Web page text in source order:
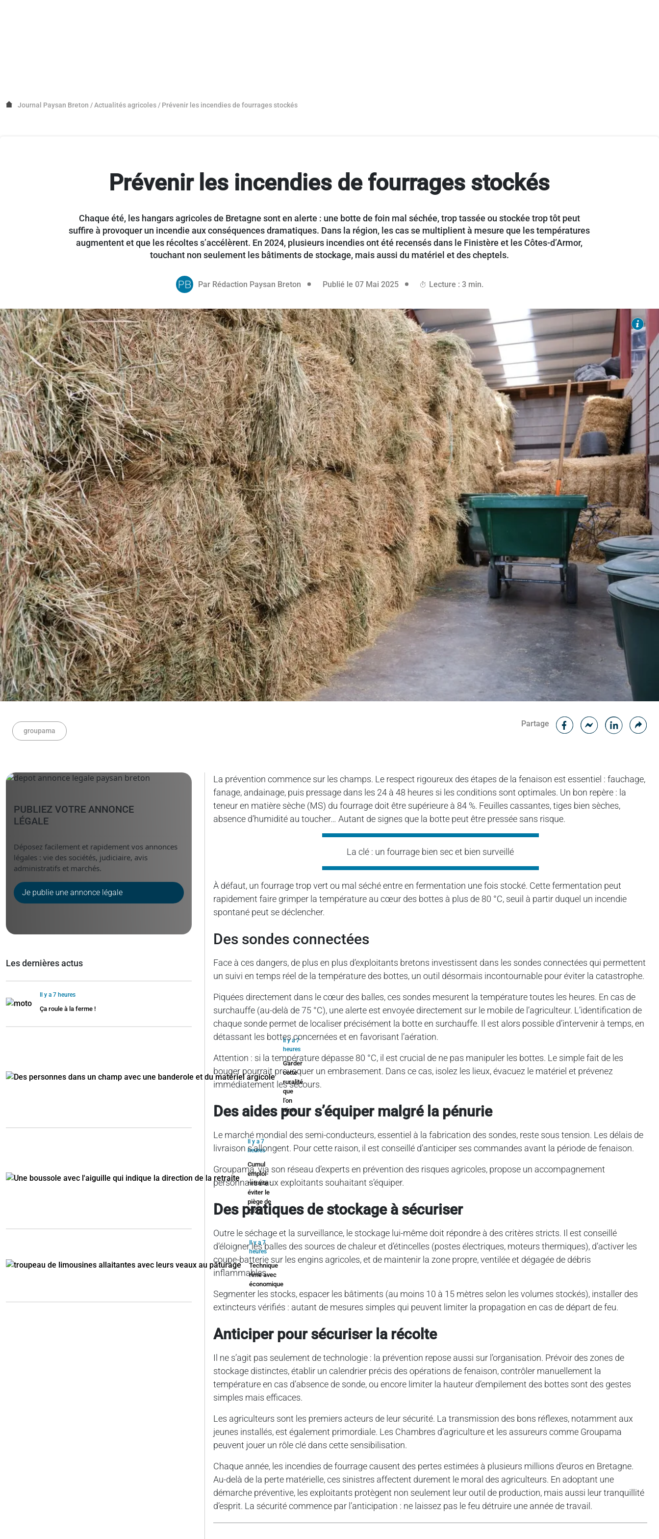
Journal Paysan Breton /Actualités agricoles / Prévenir les incendies de fourrages stockés
Prévenir les incendies de fourrages stockés
Chaque été, les hangars agricoles de Bretagne sont en alerte : une botte de foin mal séchée, trop tassée ou stockée trop tôt peut
suffire à provoquer un incendie aux conséquences dramatiques. Dans la région, les cas se multiplient à mesure que les températures
augmentent et que les récoltes s’accélèrent. En 2024, plusieurs incendies ont été recensés dans le Finistère et les Côtes-d’Armor,
touchant non seulement les bâtiments de stockage, mais aussi du matériel et des cheptels.
Par Rédaction Paysan Breton Publié le 07 Mai 202507 mai 2025Lecture : 3 min.
groupama
Partage
Facebook
La prévention commence sur les champs. Le respect rigoureux des étapes de la fenaison est essentiel : fauchage,
fanage, andainage, puis pressage dans les 24 à 48 heures si les conditions sont optimales. Un bon repère : la
teneur en matière sèche (MS) du fourrage doit être supérieure à 84 %. Feuilles cassantes, tiges bien sèches,
absence d’humidité au toucher… Autant de signes que la botte peut être pressée sans risque.
La clé : un fourrage bien sec et bien surveillé
À défaut, un fourrage trop vert ou mal séché entre en fermentation une fois stocké. Cette fermentation peut
rapidement faire grimper la température au cœur des bottes à plus de 80 °C, seuil à partir duquel un incendie
spontané peut se déclencher.
des sondes connectées
Face à ces dangers, de plus en plus d’exploitants bretons investissent dans les sondes connectées qui permettent
un suivi en temps réel de la température des bottes, un outil désormais incontournable pour éviter la catastrophe.
Piquées directement dans le cœur des balles, ces sondes mesurent la température toutes les heures. En cas de
surchauffe (au-delà de 75 °C), une alerte est envoyée directement sur le mobile de l’agriculteur. L’identification de
chaque sonde permet de localiser précisément la botte en surchauffe. Il est alors possible d’intervenir à temps, en
détassant les bottes concernées et en favorisant l’aération.
Attention : si la température dépasse 80 °C, il est crucial de ne pas manipuler les bottes. Le simple fait de les
bouger pourrait provoquer un embrasement. Dans ce cas, isolez les lieux, évacuez le matériel et prévenez
immédiatement les secours.
des aides pour s’équiper malgré la pénurie
Le marché mondial des semi-conducteurs, essentiel à la fabrication des sondes, reste sous tension. Les délais de
livraison s’allongent. Pour cette raison, il est conseillé d’anticiper ses commandes avant la période de fenaison.
Groupama, via son réseau d’experts en prévention des risques agricoles, propose un accompagnement
personnalisé aux exploitants souhaitant s’équiper.
des pratiques de stockage à sécuriser
Outre le séchage et la surveillance, le stockage lui-même doit répondre à des critères stricts. Il est conseillé
d’éloigner les balles des sources de chaleur et d’étincelles (postes électriques, moteurs thermiques), d’activer les
coupe-batterie sur les engins agricoles, et de maintenir la zone propre, ventilée et dégagée de débris
inflammables.
Segmenter les stocks, espacer les bâtiments (au moins 10 à 15 mètres selon les volumes stockés), installer des
extincteurs vérifiés : autant de mesures simples qui peuvent limiter la propagation en cas de départ de feu.
anticiper pour sécuriser la récolte
Il ne s’agit pas seulement de technologie : la prévention repose aussi sur l’organisation. Prévoir des zones de
stockage distinctes, établir un calendrier précis des opérations de fenaison, contrôler manuellement la
température en cas d’absence de sonde, ou encore limiter la hauteur d’empilement des bottes sont des gestes
simples mais efficaces.
Les agriculteurs sont les premiers acteurs de leur sécurité. La transmission des bons réflexes, notamment aux
jeunes installés, est également primordiale. Les Chambres d’agriculture et les assureurs comme Groupama
peuvent jouer un rôle clé dans cette sensibilisation.
Chaque année, les incendies de fourrage causent des pertes estimées à plusieurs millions d’euros en Bretagne.
Au-delà de la perte matérielle, ces sinistres affectent durement le moral des agriculteurs. En adoptant une
démarche préventive, les exploitants protègent non seulement leur outil de production, mais aussi leur tranquillité
d’esprit. La sécurité commence par l’anticipation : ne laissez pas le feu détruire une année de travail.
PUBLIEZ VOTRE ANNONCE
LÉGALE
Déposez facilement et rapidement vos annonces
légales : vie des sociétés, judiciaire, avis
administratifs et marchés.
Je publie une annonce légale
Les dernières actus
Il y a 7 heures
Ça roule à la ferme !
Il y a 7
heures
Garder
cette
ruralité
que
l’on
aime
Il y a 7
heures
Cumul
emploi-
retraite :
éviter le
piège de
2027
Il y a 7
heures
Technique
rime avec
économique